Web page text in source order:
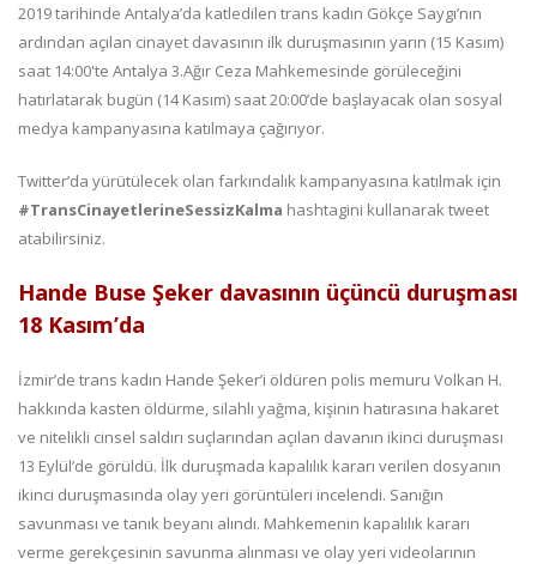
2019 tarihinde Antalya’da katledilen trans kadın Gökçe Saygı’nın
ardından açılan cinayet davasının ilk duruşmasının yarın (15 Kasım)
saat 14:00'te Antalya 3.Ağır Ceza Mahkemesinde görüleceğini
hatırlatarak bugün (14 Kasım) saat 20:00’de başlayacak olan sosyal
medya kampanyasına katılmaya çağırıyor.
Twitter’da yürütülecek olan farkındalık kampanyasına katılmak için
#TransCinayetlerineSessizKalma hashtagini kullanarak tweet
atabilirsiniz.
Hande Buse Şeker davasının üçüncü duruşması
18 Kasım’da
İzmir’de trans kadın Hande Şeker’i öldüren polis memuru Volkan H.
hakkında kasten öldürme, silahlı yağma, kişinin hatırasına hakaret
ve nitelikli cinsel saldırı suçlarından açılan davanın ikinci duruşması
13 Eylül’de görüldü. İlk duruşmada kapalılık kararı verilen dosyanın
ikinci duruşmasında olay yeri görüntüleri incelendi. Sanığın
savunması ve tanık beyanı alındı. Mahkemenin kapalılık kararı
verme gerekçesinin savunma alınması ve olay yeri videolarının